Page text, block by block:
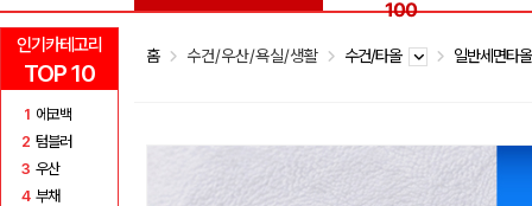
인기카테고리
TOP 10
1 에코백
2 텀블러
3 우산
4 부채
100
홈 수건/우산/욕실/생활 수건/타올 일반세면타